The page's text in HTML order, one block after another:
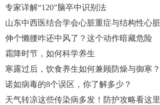
专家详解“120”脑卒中识别法
伸个懒腰咋还中风了？这个动作暗藏危险
霜降时节，如何科学养生
寒露过后，饮食养生如何兼顾防燥与御寒？
诺如病毒的8个误区，你了解多少？
天气转凉这些传染病多发！防护攻略看这里